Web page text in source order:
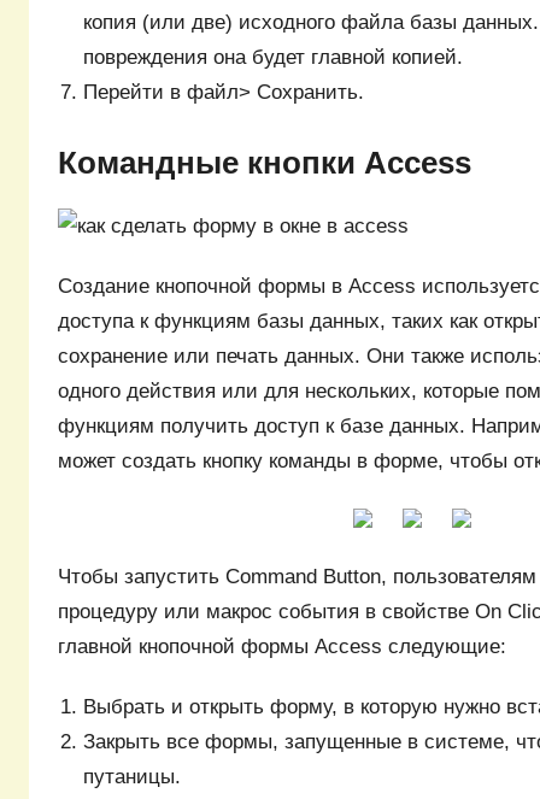
копия (или две) исходного файла базы
повреждения она будет главной копией.
Перейти в файл> Сохранить.
Командные кнопки Access
Создание кнопочной формы в Access
доступа к функциям базы данных, таких как
сохранение или печать данных. Они также
одного действия или для нескольких, которые
функциям получить доступ к базе данных.
может создать кнопку команды в форме, чтобы
Чтобы запустить Command Button,
процедуру или макрос события в свойстве On
главной кнопочной формы Access следующие:
Выбрать и открыть форму, в которую нужно
Закрыть все формы, запущенные в системе,
путаницы.